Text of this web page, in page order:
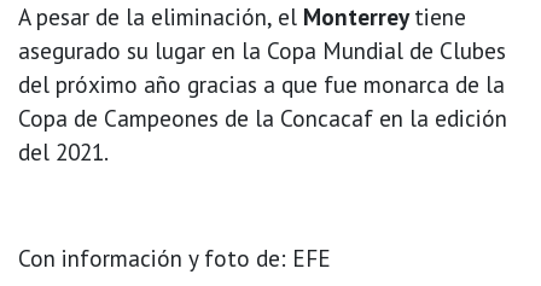
A pesar de la eliminación, el Monterreytiene
asegurado su lugar en la Copa Mundial de Clubes
del próximo año gracias a que fue monarca de la
Copa de Campeones de la Concacaf en la edición
del 2021.
Con información y foto de: EFE